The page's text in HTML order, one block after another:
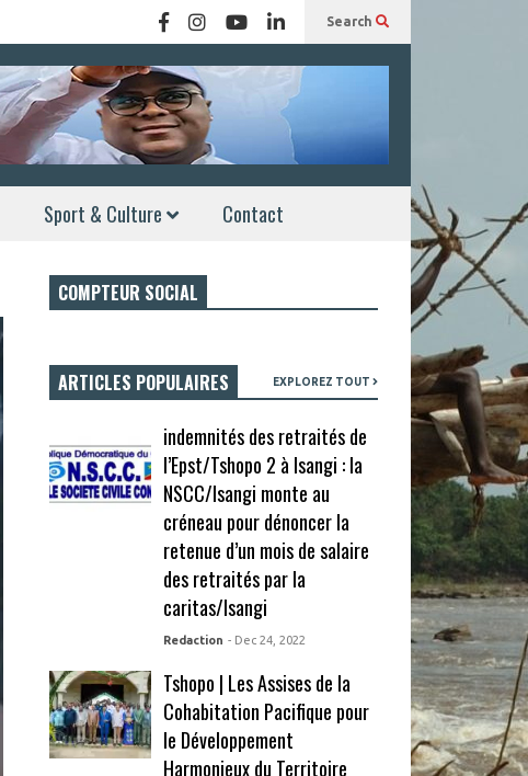
Search
Sport & Culture Contact
COMPTEUR SOCIAL
ARTICLES POPULAIRES EXPLOREZ TOUT
indemnités des retraités de
l’Epst/Tshopo 2 à Isangi : la
NSCC/Isangi monte au
créneau pour dénoncer la
retenue d’un mois de salaire
des retraités par la
caritas/Isangi
Redaction - Dec 24, 2022
Tshopo | Les Assises de la
Cohabitation Pacifique pour
le Développement
Harmonieux du Territoire